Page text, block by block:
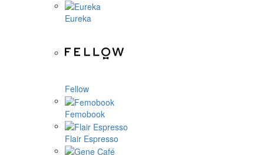
Eureka
Fellow
Femobook
Flair Espresso